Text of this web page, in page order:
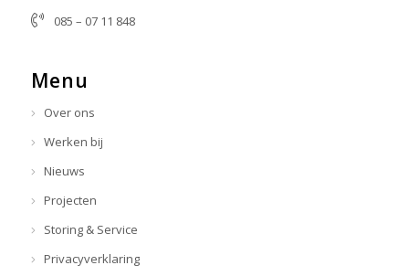
085 – 07 11 848
Menu
Over ons
Werken bij
Nieuws
Projecten
Storing & Service
Privacyverklaring